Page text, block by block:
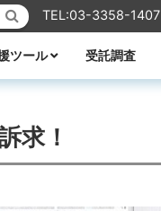
TEL:03-3358-1407
ツール 受託調査
求！